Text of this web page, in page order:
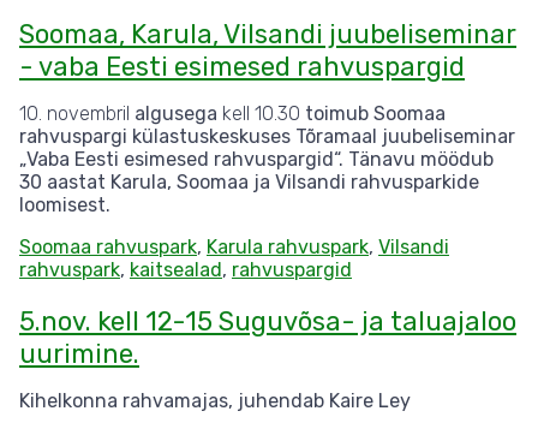
Soomaa, Karula, Vilsandi juubeliseminar
- vaba Eesti esimesed rahvuspargid
10. novembril algusega kell 10.30 toimub Soomaa
rahvuspargi külastuskeskuses Tõramaal juubeliseminar
„Vaba Eesti esimesed rahvuspargid“. Tänavu möödub
30 aastat Karula, Soomaa ja Vilsandi rahvusparkide
loomisest.
Soomaa rahvuspark, Karula rahvuspark, Vilsandi
rahvuspark, kaitsealad, rahvuspargid
5.nov. kell 12-15 Suguvõsa- ja taluajaloo
uurimine.
Kihelkonna rahvamajas, juhendab Kaire Ley